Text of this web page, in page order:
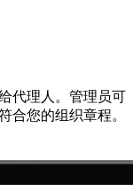
代理人。管理员可
合您的组织章程。